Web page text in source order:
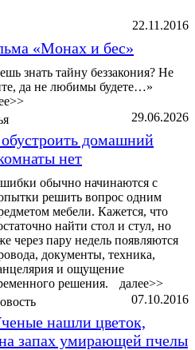
22.11.2016
«Монах и бес»
знать тайну беззакония? Не
да не любимы будете…»
29.06.2026
домашний
нет
обычно начинаются с
решить вопрос одним
мебели. Кажется, что
найти стол и стул, но
через пару недель появляются
документы, техника,
и ощущение
решения.
далее>>
07.10.2016
нашли цветок,
запах умирающей пчелы